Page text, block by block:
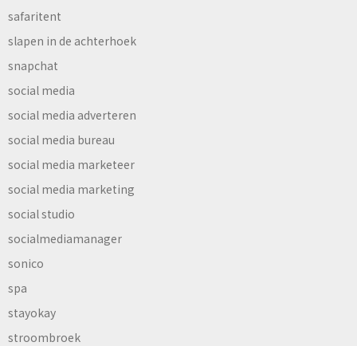
safaritent
slapen in de achterhoek
snapchat
social media
social media adverteren
social media bureau
social media marketeer
social media marketing
social studio
socialmediamanager
sonico
spa
stayokay
stroombroek